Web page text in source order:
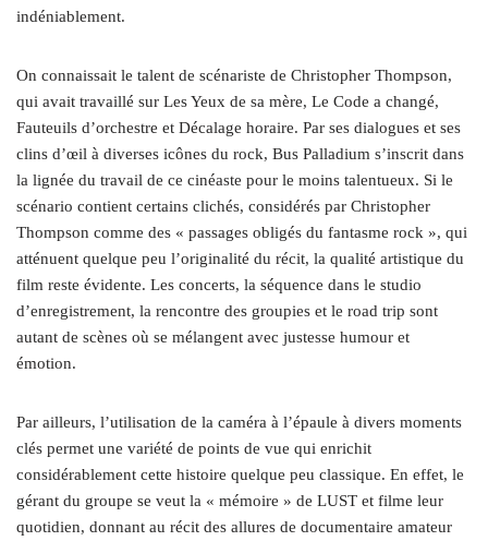
indéniablement.
On connaissait le talent de scénariste de Christopher Thompson,
qui avait travaillé sur Les Yeux de sa mère, Le Code a changé,
Fauteuils d’orchestre et Décalage horaire. Par ses dialogues et ses
clins d’œil à diverses icônes du rock, Bus Palladium s’inscrit dans
la lignée du travail de ce cinéaste pour le moins talentueux. Si le
scénario contient certains clichés, considérés par Christopher
Thompson comme des « passages obligés du fantasme rock », qui
atténuent quelque peu l’originalité du récit, la qualité artistique du
film reste évidente. Les concerts, la séquence dans le studio
d’enregistrement, la rencontre des groupies et le road trip sont
autant de scènes où se mélangent avec justesse humour et
émotion.
Par ailleurs, l’utilisation de la caméra à l’épaule à divers moments
clés permet une variété de points de vue qui enrichit
considérablement cette histoire quelque peu classique. En effet, le
gérant du groupe se veut la « mémoire » de LUST et filme leur
quotidien, donnant au récit des allures de documentaire amateur